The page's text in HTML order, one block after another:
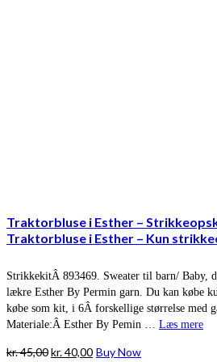
Traktorbluse i Esther –
Traktorbluse i Esther – Kun
StrikkekitÂ 893469. Sweater til barn/ Baby,
lækre Esther By Permin garn. Du kan købe
købe som kit, i 6Â forskellige størrelse med
Materiale:Â Esther By Pemin … Læs mere
kr.45,00Den
kr.40,00Den
Buy Now